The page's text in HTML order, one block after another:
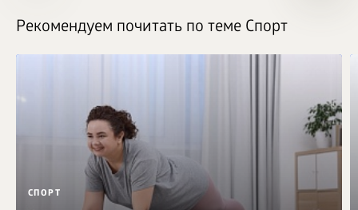
Рекомендуем почитать по теме Спорт
СПОРТ